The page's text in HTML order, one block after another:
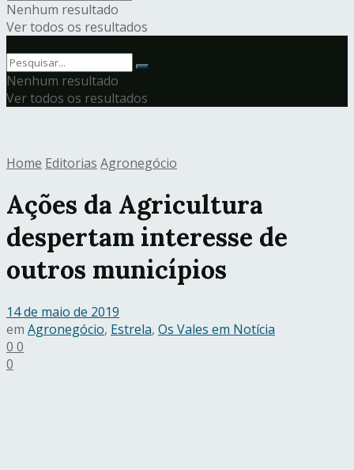
Nenhum resultado
Ver todos os resultados
Nenhum resultado
Ver todos os resultados
Home Editorias Agronegócio
Ações da Agricultura
despertam interesse de
outros municípios
14 de maio de 2019
em Agronegócio, Estrela, Os Vales em Notícia
0 0
0